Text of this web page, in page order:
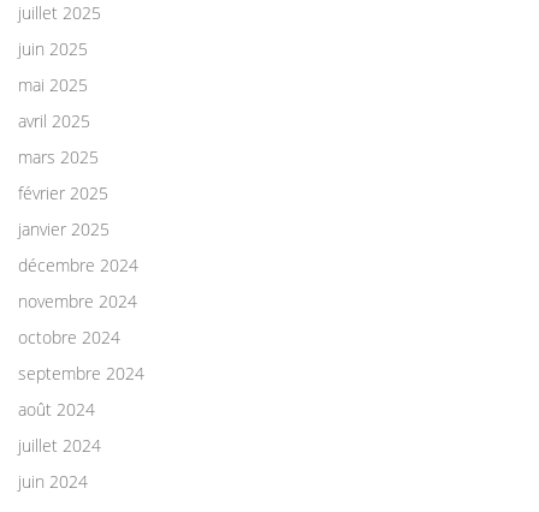
juillet 2025
juin 2025
mai 2025
avril 2025
mars 2025
février 2025
janvier 2025
décembre 2024
novembre 2024
octobre 2024
septembre 2024
août 2024
juillet 2024
juin 2024